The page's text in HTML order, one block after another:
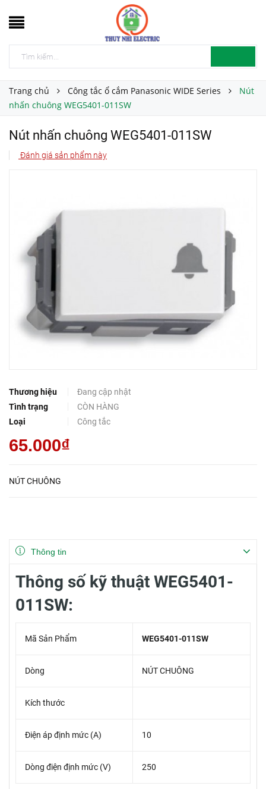
Trang chủ Công tắc ổ cắm Panasonic WIDE Series
Nút
nhấn chuông WEG5401-011SW
Nút nhấn chuông WEG5401-011SW
Đánh giá sản phẩm này
Thương hiệu
Đang cập nhật
Tình trạng
CÒN HÀNG
Loại
Công tắc
65.000₫
NÚT CHUÔNG
Thông tin
Thông số kỹ thuật WEG5401-
011SW:
Mã Sản Phẩm WEG5401-011SW
Dòng NÚT CHUÔNG
Kích thước
Điện áp định mức (A) 10
Dòng điện định mức (V) 250